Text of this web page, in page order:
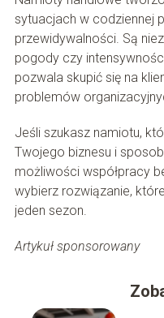
sytuacjach w codziennej
przewidywalności. Są
pogody czy
pozwala skupić się na
problemów
Jeśli szukasz namiotu,
Twojego biznesu i
możliwości współpracy
wybierz rozwiązanie,
jeden sezon.
Artykuł sponsorowany